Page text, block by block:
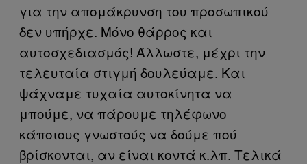
για την απομάκρυνση του προσωπικού
δεν υπήρχε. Μόνο θάρρος και
αυτοσχεδιασμός! Άλλωστε, μέχρι την
τελευταία στιγμή δουλεύαμε. Και
ψάχναμε τυχαία αυτοκίνητα να
μπούμε, να πάρουμε τηλέφωνο
κάποιους γνωστούς να δούμε πού
βρίσκονται, αν είναι κοντά κ.λπ. Τελικά